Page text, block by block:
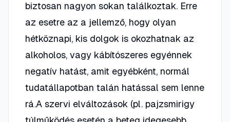
biztosan nagyon sokan találkoztak. Erre
az esetre az a jellemző, hogy olyan
hétköznapi, kis dolgok is okozhatnak az
alkoholos, vagy kábítószeres egyénnek
negatív hatást, amit egyébként, normál
tudatállapotban talán hatással sem lenne
rá.A szervi elváltozások (pl. pajzsmirigy